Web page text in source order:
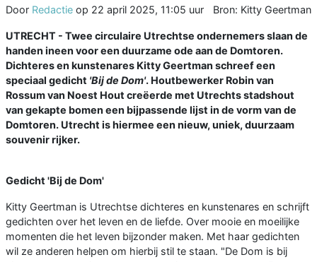
Door Redactie op 22 april 2025, 11:05 uur Bron: Kitty Geertman
UTRECHT - Twee circulaire Utrechtse ondernemers slaan de
handen ineen voor een duurzame ode aan de Domtoren.
Dichteres en kunstenares Kitty Geertman schreef een
speciaal gedicht 'Bij de Dom'. Houtbewerker Robin van
Rossum van Noest Hout creëerde met Utrechts stadshout
van gekapte bomen een bijpassende lijst in de vorm van de
Domtoren. Utrecht is hiermee een nieuw, uniek, duurzaam
souvenir rijker.
Gedicht 'Bij de Dom'
Kitty Geertman is Utrechtse dichteres en kunstenares en schrijft
gedichten over het leven en de liefde. Over mooie en moeilijke
momenten die het leven bijzonder maken. Met haar gedichten
wil ze anderen helpen om hierbij stil te staan. "De Dom is bij